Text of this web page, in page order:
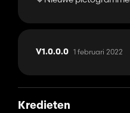
V1.0.0.0 1 februari 2022
Kredieten